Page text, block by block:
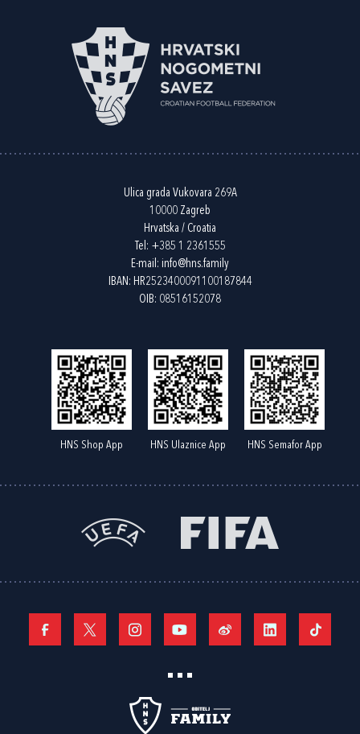
Ulica grada Vukovara 269A
10000 Zagreb
Hrvatska / Croatia
Tel: +385 1 2361555
E-mail: info@hns.family
IBAN: HR2523400091100187844
OIB: 08516152078
HNS Shop App HNS Ulaznice App HNS Semafor App